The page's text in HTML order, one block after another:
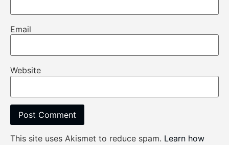
Email
Website
This site uses Akismet to reduce spam. Learn how